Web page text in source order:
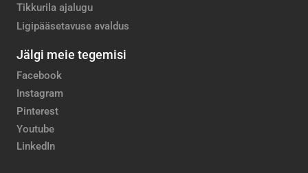
Tikkurila ajalugu
Ligipääsetavuse avaldus
Jälgi meie tegemisi
Facebook
Instagram
Pinterest
Youtube
LinkedIn